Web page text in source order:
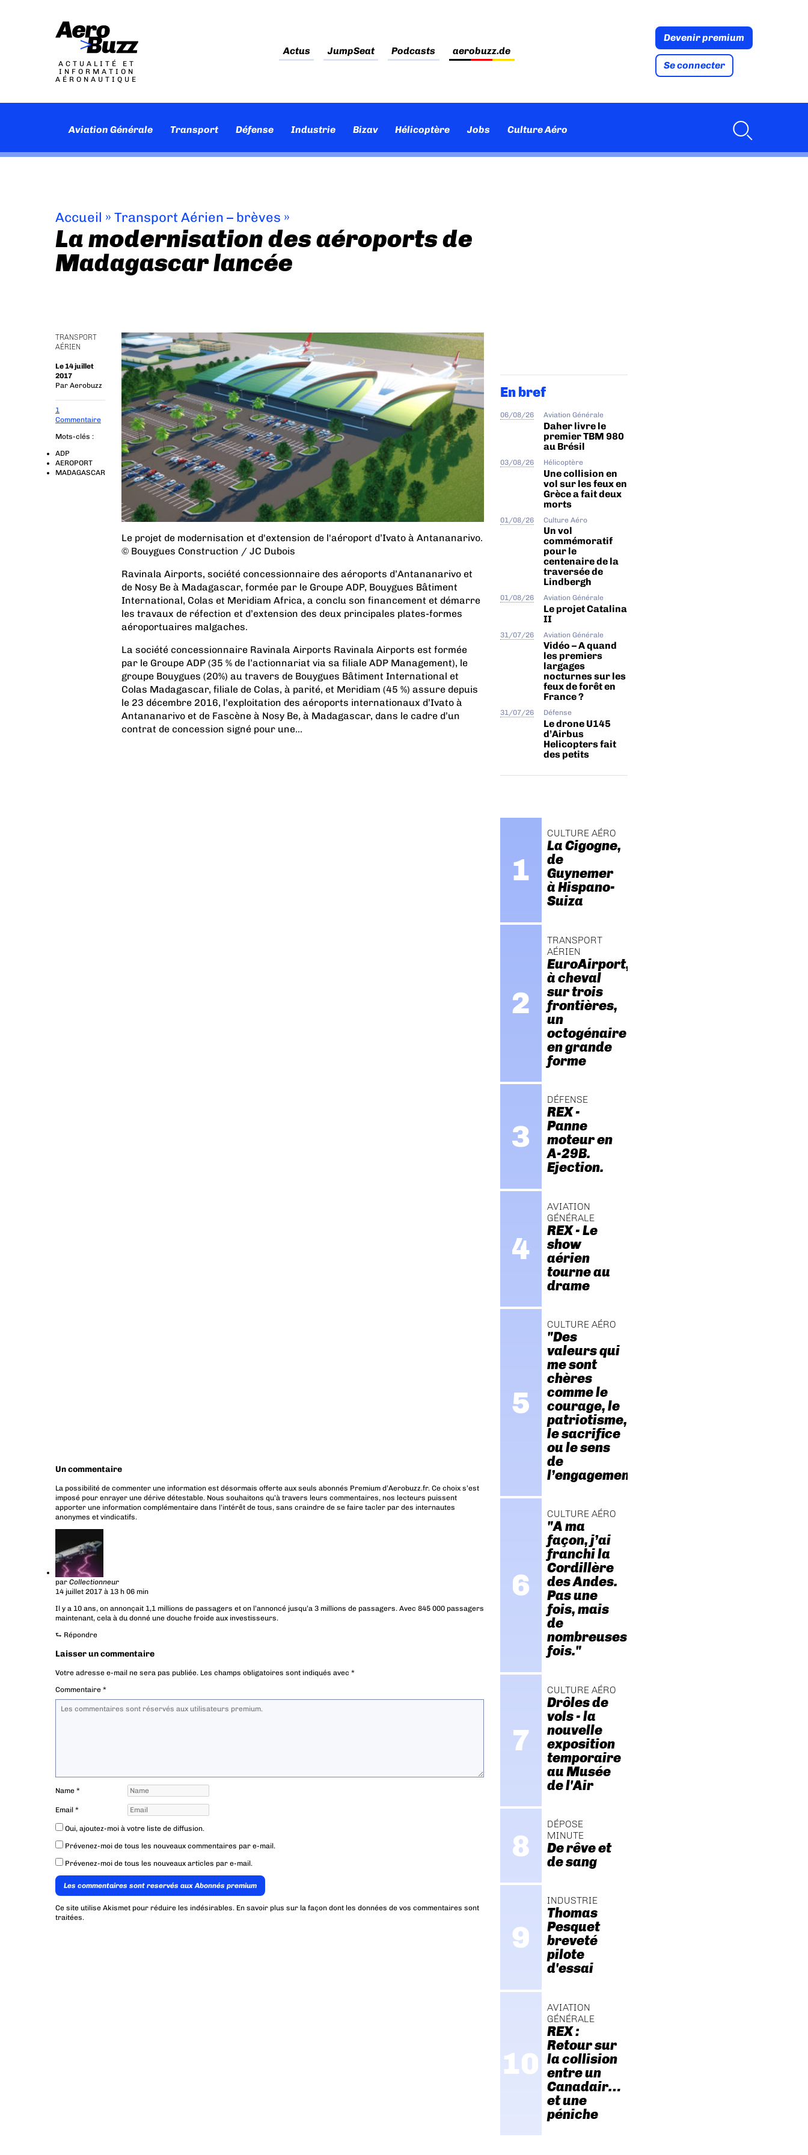
ACTUALITÉ ET
INFORMATION
AÉRONAUTIQUE
Actus JumpSeat Podcasts aerobuzz.de
Devenir premium
Se connecter
Aviation Générale Transport Défense Industrie Bizav Hélicoptère Jobs Culture Aéro
Accueil » Transport Aérien – brèves »
La modernisation des aéroports de
Madagascar lancée
TRANSPORT
AÉRIEN
Le 14 juillet
2017
Par Aerobuzz
1
Commentaire
Mots-clés :
ADP
AEROPORT
MADAGASCAR
Le projet de modernisation et d'extension de l'aéroport d’Ivato à Antananarivo.
© Bouygues Construction / JC Dubois
Ravinala Airports, société concessionnaire des aéroports d’Antananarivo et
de Nosy Be à Madagascar, formée par le Groupe ADP, Bouygues Bâtiment
International, Colas et Meridiam Africa, a conclu son financement et démarre
les travaux de réfection et d’extension des deux principales plates-formes
aéroportuaires malgaches.
La société concessionnaire Ravinala Airports Ravinala Airports est formée
par le Groupe ADP (35 % de l’actionnariat via sa filiale ADP Management), le
groupe Bouygues (20%) au travers de Bouygues Bâtiment International et
Colas Madagascar, filiale de Colas, à parité, et Meridiam (45 %) assure depuis
le 23 décembre 2016, l’exploitation des aéroports internationaux d’Ivato à
Antananarivo et de Fascène à Nosy Be, à Madagascar, dans le cadre d’un
contrat de concession signé pour une...
Un commentaire
La possibilité de commenter une information est désormais offerte aux seuls abonnés Premium d’Aerobuzz.fr. Ce choix s’est
imposé pour enrayer une dérive détestable. Nous souhaitons qu’à travers leurs commentaires, nos lecteurs puissent
apporter une information complémentaire dans l’intérêt de tous, sans craindre de se faire tacler par des internautes
anonymes et vindicatifs.
par Collectionneur
14 juillet 2017 à 13 h 06 min
Il y a 10 ans, on annonçait 1,1 millions de passagers et on l’annoncé jusqu’a 3 millions de passagers. Avec 845 000 passagers
maintenant, cela à du donné une douche froide aux investisseurs.
⮑ Répondre
Laisser un commentaire
Votre adresse e-mail ne sera pas publiée. Les champs obligatoires sont indiqués avec *
Commentaire *
Name *
Email *
Oui, ajoutez-moi à votre liste de diffusion.
Prévenez-moi de tous les nouveaux commentaires par e-mail.
Prévenez-moi de tous les nouveaux articles par e-mail.
Les commentaires sont reservés aux Abonnés premium
Ce site utilise Akismet pour réduire les indésirables. En savoir plus sur la façon dont les données de vos commentaires sont
traitées.
En bref
06/08/26 Aviation Générale
Daher livre le
premier TBM 980
au Brésil
03/08/26 Hélicoptère
Une collision en
vol sur les feux en
Grèce a fait deux
morts
01/08/26 Culture Aéro
Un vol
commémoratif
pour le
centenaire de la
traversée de
Lindbergh
01/08/26 Aviation Générale
Le projet Catalina
II
31/07/26 Aviation Générale
Vidéo – A quand
les premiers
largages
nocturnes sur les
feux de forêt en
France ?
31/07/26 Défense
Le drone U145
d’Airbus
Helicopters fait
des petits
CULTURE AÉRO
La Cigogne,
de
Guynemer
à Hispano-
Suiza
TRANSPORT
AÉRIEN
EuroAirport,
à cheval
sur trois
frontières,
un
octogénaire
en grande
forme
DÉFENSE
REX -
Panne
moteur en
A-29B.
Ejection.
AVIATION
GÉNÉRALE
REX - Le
show
aérien
tourne au
drame
CULTURE AÉRO
"Des
valeurs qui
me sont
chères
comme le
courage, le
patriotisme,
le sacrifice
ou le sens
de
l’engagement."
CULTURE AÉRO
"A ma
façon, j’ai
franchi la
Cordillère
des Andes.
Pas une
fois, mais
de
nombreuses
fois."
CULTURE AÉRO
Drôles de
vols - la
nouvelle
exposition
temporaire
au Musée
de l'Air
DÉPOSE
MINUTE
De rêve et
de sang
INDUSTRIE
Thomas
Pesquet
breveté
pilote
d'essai
AVIATION
GÉNÉRALE
REX :
Retour sur
la collision
entre un
Canadair…
et une
péniche